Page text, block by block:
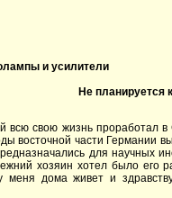
и усилители
Не планируется
всю свою жизнь проработал
восточной части Германии
для научных
хозяин хотел было его
дома живет и